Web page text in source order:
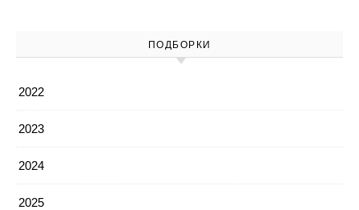
ПОДБОРКИ
2022
2023
2024
2025